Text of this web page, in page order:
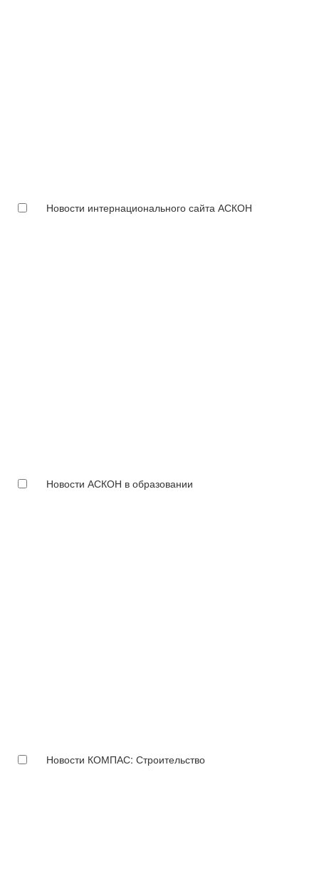
Новости интернационального сайта АСКОН
Новости АСКОН в образовании
Новости КОМПАС: Строительство